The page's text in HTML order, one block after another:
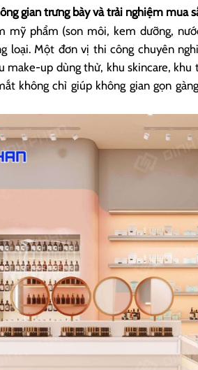
gian trưng bày và trải nghiệm mua
mỹ phẩm (son môi, kem dưỡng,
loại. Một đơn vị thi công chuyên
make-up dùng thử, khu skincare,
không chỉ giúp không gian gọn